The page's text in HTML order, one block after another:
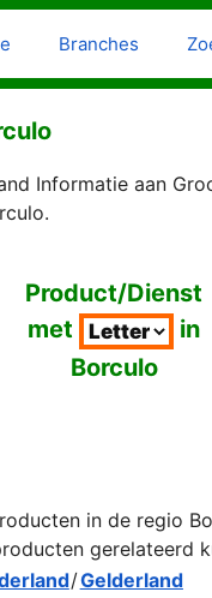
Branches
Informatie aan
Product/Dienst
met
in
Borculo
in de regio
gerelateerd
/Gelderland